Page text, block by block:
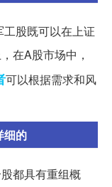
股既可以在上证
在A股市场中，
可以根据需求和风
细的
都具有重组概